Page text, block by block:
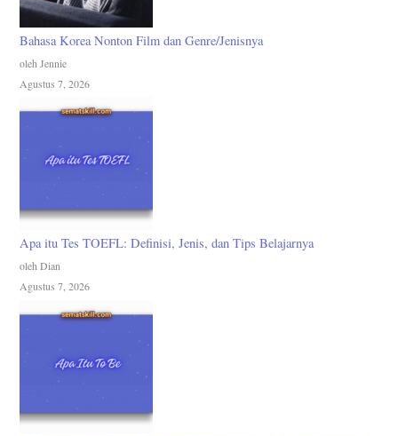
Bahasa Korea Nonton Film dan Genre/Jenisnya
oleh Jennie
Agustus 7, 2026
Apa itu Tes TOEFL: Definisi, Jenis, dan Tips Belajarnya
oleh Dian
Agustus 7, 2026